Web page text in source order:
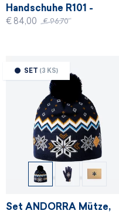
Handschuhe R101 -
Dunkelgrün
€ 84,00 € 96,70
Set ANDORRA Mütze,
SET (3 KS)